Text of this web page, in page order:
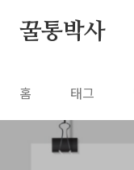
꿀통박사
홈 태그